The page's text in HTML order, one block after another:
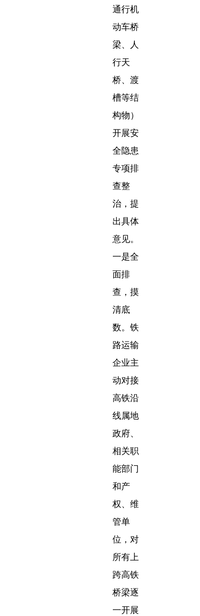
通行机
动车桥
梁、人
行天
桥、渡
槽等结
构物）
开展安
全隐患
专项排
查整
治，提
出具体
意见。
一是全
面排
查，摸
清底
数。铁
路运输
企业主
动对接
高铁沿
线属地
政府、
相关职
能部门
和产
权、维
管单
位，对
所有上
跨高铁
桥梁逐
一开展